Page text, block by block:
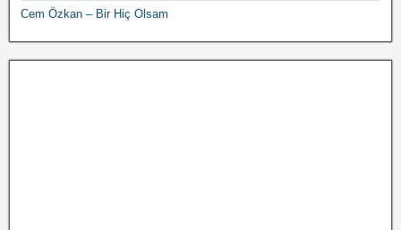
Cem Özkan – Bir Hiç Olsam